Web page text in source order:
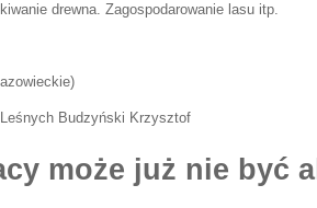
drewna. Zagospodarowanie lasu itp.
)
Leśnych Budzyński Krzysztof
może już nie być